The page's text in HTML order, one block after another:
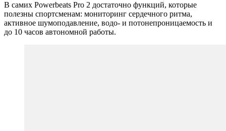
В самих Powerbeats Pro 2 достаточно функций, которые
полезны спортсменам: мониторинг сердечного ритма,
активное шумоподавление, водо- и потонепроницаемость и
до 10 часов автономной работы.